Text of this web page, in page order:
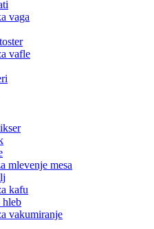
vaga
vafle
mlevenje mesa
kafu
hleb
vakumiranje